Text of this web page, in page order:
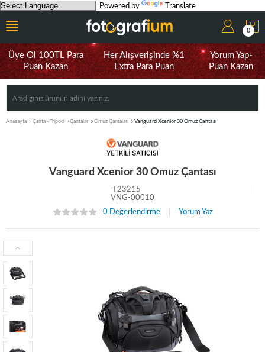
Powered by Translate
0
Üye Ol 100TL Para
Puan Kazan
Her Alışverişinde %1
Extra Para Puan
Yorum Yap-
Puan Kazan
Anasayfa Çanta - Tripod Çantalar Omuz Çantaları Vanguard Xcenior 30 Omuz Çantası
Vanguard Xcenior 30 Omuz Çantası
T23215
VNG-00010
0 Değerlendirme
Yorum Yaz